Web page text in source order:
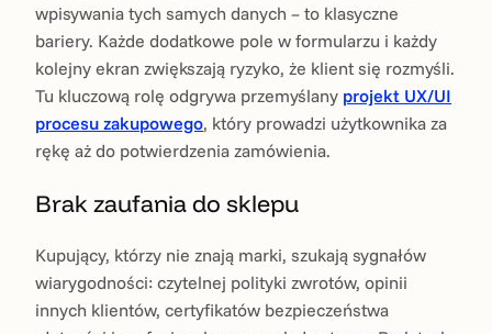
wpisywania tych samych danych – to klasyczne
bariery. Każde dodatkowe pole w formularzu i każdy
kolejny ekran zwiększają ryzyko, że klient się rozmyśli.
Tu kluczową rolę odgrywa przemyślany projekt UX/UI
procesu zakupowego, który prowadzi użytkownika za
rękę aż do potwierdzenia zamówienia.
Brak zaufania do sklepu
Kupujący, którzy nie znają marki, szukają sygnałów
wiarygodności: czytelnej polityki zwrotów, opinii
innych klientów, certyfikatów bezpieczeństwa